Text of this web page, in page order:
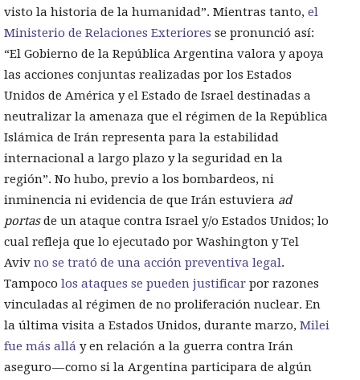
visto la historia de la humanidad”. Mientras tanto, el
Ministerio de Relaciones Exteriores se pronunció así:
“El Gobierno de la República Argentina valora y apoya
las acciones conjuntas realizadas por los Estados
Unidos de América y el Estado de Israel destinadas a
neutralizar la amenaza que el régimen de la República
Islámica de Irán representa para la estabilidad
internacional a largo plazo y la seguridad en la
región”. No hubo, previo a los bombardeos, ni
inminencia ni evidencia de que Irán estuviera ad
portasde un ataque contra Israel y/o Estados Unidos; lo
cual refleja que lo ejecutado por Washington y Tel
Aviv no se trató de una acción preventiva legal.
Tampoco los ataques se pueden justificar por razones
vinculadas al régimen de no proliferación nuclear. En
la última visita a Estados Unidos, durante marzo, Milei
fue más allá y en relación a la guerra contra Irán
aseguro — como si la Argentina participara de algún